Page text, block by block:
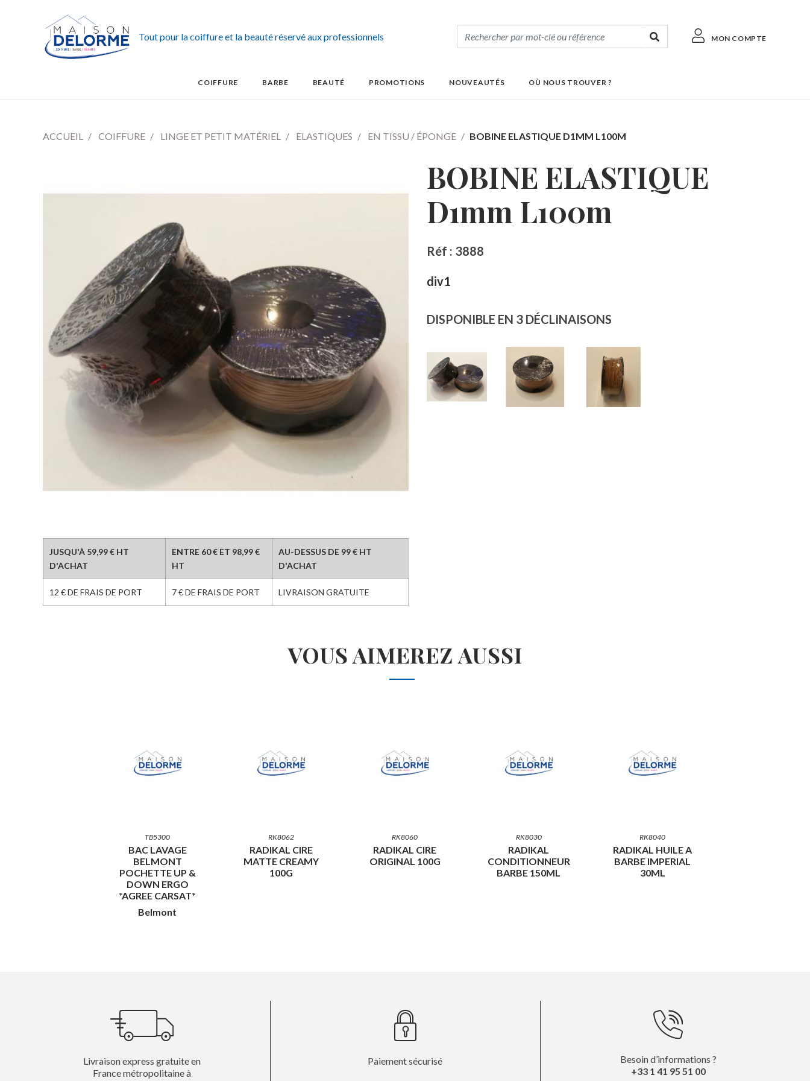
Tout pour la coiffure et la beauté réservé aux professionnels MON COMPTE
COIFFURE BARBE BEAUTÉ PROMOTIONS NOUVEAUTÉS OÙ NOUS TROUVER ?
ACCUEIL COIFFURE LINGE ET PETIT MATÉRIEL ELASTIQUES EN TISSU / ÉPONGE BOBINE ELASTIQUE D1MM L100M
JUSQU'À 59,99 € HT
D'ACHAT
ENTRE 60 € ET 98,99 €
HT
AU-DESSUS DE 99 € HT
D'ACHAT
12 € DE FRAIS DE PORT 7 € DE FRAIS DE PORT LIVRAISON GRATUITE
BOBINE ELASTIQUE
D1mm L100m
Réf : 3888
div1
DISPONIBLE EN 3 DÉCLINAISONS
VOUS AIMEREZ AUSSI
TB5300
BAC LAVAGE
BELMONT
POCHETTE UP &
DOWN ERGO
*AGREE CARSAT*
Belmont
RK8062
RADIKAL CIRE
MATTE CREAMY
100G
RK8060
RADIKAL CIRE
ORIGINAL 100G
RK8030
RADIKAL
CONDITIONNEUR
BARBE 150ML
RK8040
RADIKAL HUILE A
BARBE IMPERIAL
30ML
Livraison express gratuite en
France métropolitaine à
Paiement sécurisé
Besoin d’informations ?
+33 1 41 95 51 00